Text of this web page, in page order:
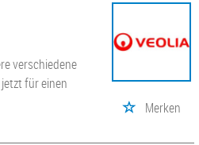
verschiedene
für einen
Merken